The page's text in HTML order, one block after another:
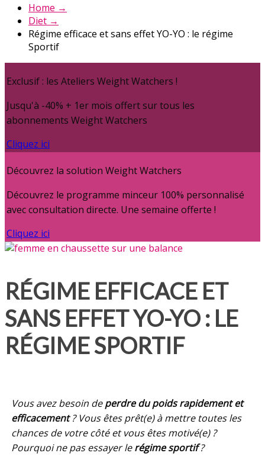
Home →
Diet →
Régime efficace et sans effet YO-YO : le régime
Sportif
Exclusif : les Ateliers Weight Watchers !
Jusqu'à -40% + 1er mois offert sur tous les
abonnements Weight Watchers
Cliquez ici
Découvrez la solution Weight Watchers
Découvrez le programme minceur 100% personnalisé
avec consultation directe. Une semaine offerte !
Cliquez ici
RÉGIME EFFICACE ET
SANS EFFET YO-YO : LE
RÉGIME SPORTIF
Vous avez besoin deperdre du poids rapidement et
efficacement? Vous êtes prêt(e) à mettre toutes les
chances de votre côté et vous êtes motivé(e) ?
Pourquoi ne pas essayer lerégime sportif?